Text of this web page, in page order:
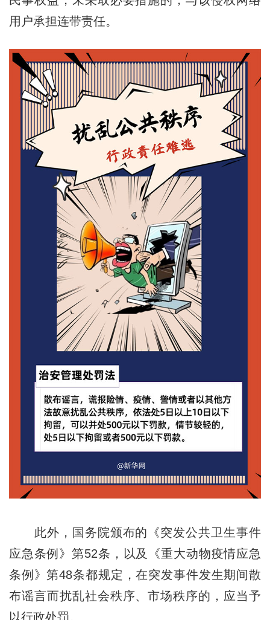
用户承担连带责任。
此外，国务院颁布的《突发公共卫生事件
应急条例》第52条，以及《重大动物疫情应急
条例》第48条都规定，在突发事件发生期间散
布谣言而扰乱社会秩序、市场秩序的，应当予
以行政处罚。